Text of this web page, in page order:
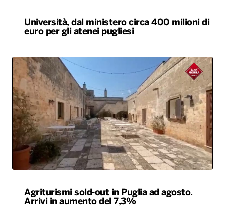
Università, dal ministero circa 400 milioni di
euro per gli atenei pugliesi
Agriturismi sold-out in Puglia ad agosto.
Arrivi in aumento del 7,3%